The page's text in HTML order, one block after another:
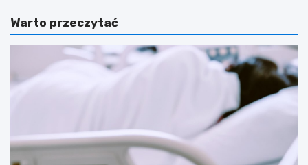
Warto przeczytać